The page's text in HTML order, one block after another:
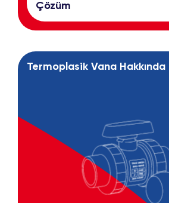
Çözüm
Termoplasik Vana